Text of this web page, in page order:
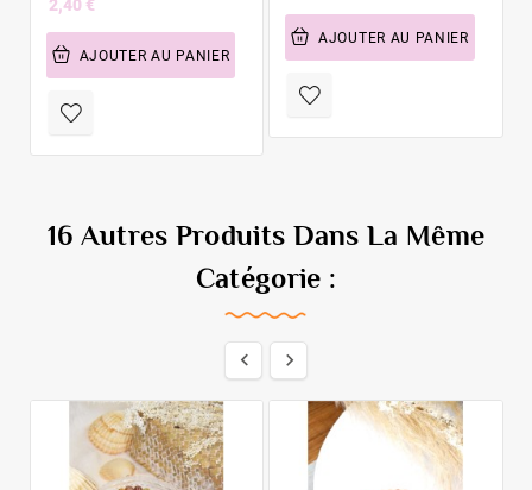
2,40 €
AJOUTER AU PANIER
AJOUTER AU PANIER
16 Autres Produits Dans La Même
Catégorie :
 